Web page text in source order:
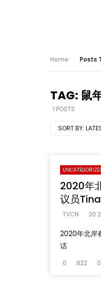
Home Posts
TAG: 鼠
1 POSTS
SORT BY:
2020年
议员
TVCN 20
2020年北岸
话
0 822 0